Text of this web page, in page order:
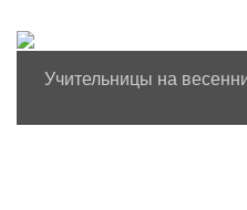
Учительницы на